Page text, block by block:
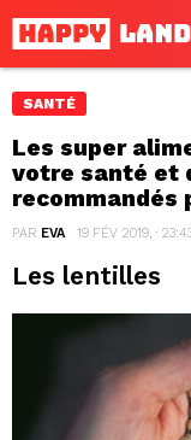
SANTÉ
Les super
votre santé et
recommandés
PAR EVA 19 FÉV 2019, ·
Les lentilles